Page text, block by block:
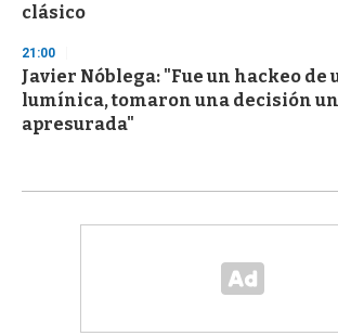
clásico
21:00
Javier Nóblega: "Fue un hackeo de
lumínica, tomaron una decisión
apresurada"